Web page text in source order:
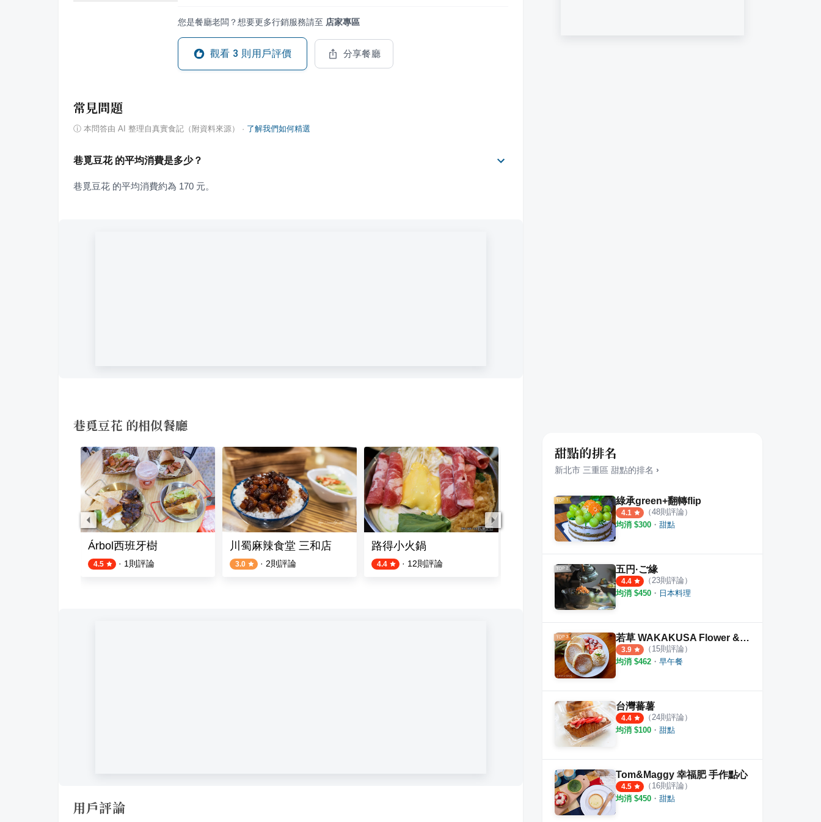
您是餐廳老闆？想要更多行銷服務請至 店家專區
觀看 3 則用戶評價 分享餐廳
常見問題
ⓘ 本問答由 AI 整理自真實食記（附資料來源） · 了解我們如何精選
巷覓豆花 的平均消費是多少？
巷覓豆花 的平均消費約為 170 元。
巷覓豆花 的相似餐廳
Árbol西班牙樹
4.5 · 1 則評論
川蜀麻辣食堂 三和店
3.0 · 2則評論
路得小火鍋
4.4 · 12則評論
萬里香烤玉米
用戶評論
甜點的排名
新北市 三重區 甜點的排名 ›
綠承green+翻轉flip
4.1 （48則評論）
均消 $300 ・ 甜點
五円·ご緣
4.4 （23則評論）
均消 $450 ・ 日本料理
若草 WAKAKUSA Flower & Dining
3.9 （ 15則評論）
均消 $462 ・ 早午餐
台灣蕃薯
4.4 （24則評論）
均消 $100 ・ 甜點
Tom&Maggy 幸福肥 手作點心
4.5 （ 16則評論）
均消 $450 ・ 甜點